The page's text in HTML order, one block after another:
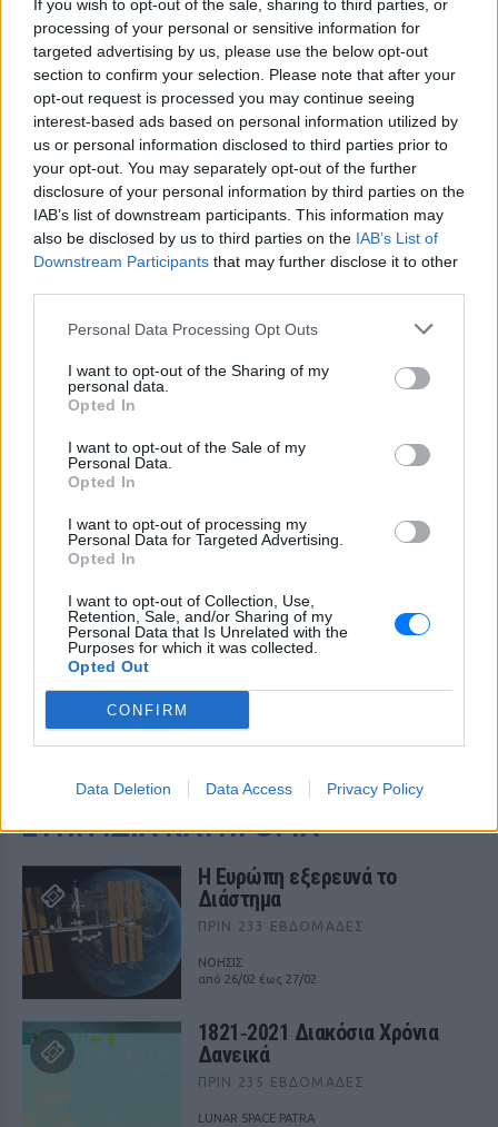
If you wish to opt-out of the sale, sharing to third parties, or
processing of your personal or sensitive information for
targeted advertising by us, please use the below opt-out
section to confirm your selection. Please note that after your
opt-out request is processed you may continue seeing
interest-based ads based on personal information utilized by
us or personal information disclosed to third parties prior to
your opt-out. You may separately opt-out of the further
disclosure of your personal information by third parties on the
IAB’s list of downstream participants. This information may
also be disclosed by us to third parties on the IAB’s List of
Downstream Participants that may further disclose it to other
Personal Data Processing Opt Outs
I want to opt-out of the Sharing of my
personal data.
Opted In
I want to opt-out of the Sale of my
Personal Data.
Opted In
I want to opt-out of processing my
Personal Data for Targeted Advertising.
Opted In
I want to opt-out of Collection, Use,
Retention, Sale, and/or Sharing of my
Personal Data that Is Unrelated with the
Purposes for which it was collected.
Opted Out
CONFIRM
Data Deletion Data Access Privacy Policy
Ακολουθήστε το E-Radio.gr στοGoogle News
και μάθετε πρώτοι τα πιο hot νέα.
Εσύ μπήκες στο E-Daily.gr; Τα νέα της ημέρας
και ότι σου κάνει κλικ!
Ακολουθήστε το E-Radio.gr και στο Instagram
ΔΙΑΦΗΜΙΣΗ
ΣΤΗΝ ΙΔΙΑ ΚΑΤΗΓΟΡΙΑ
Η Ευρώπη εξερευνά το
Διάστημα
ΠΡΙΝ 233 ΕΒΔΟΜΆΔΕΣ
ΝΟΗΣΙΣ
από 26/02 έως 27/02
1821‑2021 Διακόσια Χρόνια
Δανεικά
ΠΡΙΝ 235 ΕΒΔΟΜΆΔΕΣ
LUNAR SPACE PATRA